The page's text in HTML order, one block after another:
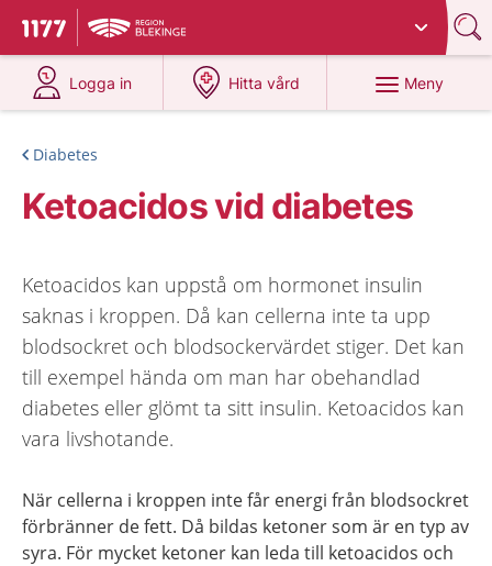
Till startsidan för 1177
Du har valt region
Logga in
på 1177.se
Hitta vård
på 1177.se
Meny
Diabetes
Ketoacidos vid diabetes
Ketoacidos kan uppstå om hormonet insulin
saknas i kroppen. Då kan cellerna inte ta upp
blodsockret och blodsockervärdet stiger. Det kan
till exempel hända om man har obehandlad
diabetes eller glömt ta sitt insulin. Ketoacidos kan
vara livshotande.
När cellerna i kroppen inte får energi från blodsockret
förbränner de fett. Då bildas ketoner som är en typ av
syra. För mycket ketoner kan leda till ketoacidos och